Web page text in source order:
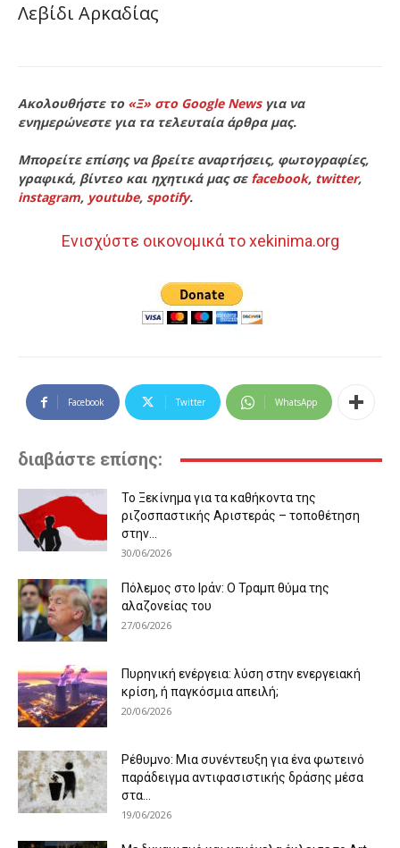
Λεβίδι Αρκαδίας
Ακολουθήστε το «Ξ» στο Google Newsγια να
ενημερώνεστε για τα τελευταία άρθρα μας.
Μπορείτε επίσης να βρείτε αναρτήσεις, φωτογραφίες,
γραφικά, βίντεο και ηχητικά μας σε facebook, twitter,
instagram, youtube, spotify.
Ενισχύστε οικονομικά το xekinima.org
Facebook Twitter WhatsApp
διαβάστε επίσης:
Το Ξεκίνημα για τα καθήκοντα της
ριζοσπαστικής Αριστεράς – τοποθέτηση
στην...
30/06/2026
Πόλεμος στο Ιράν: Ο Τραμπ θύμα της
αλαζονείας του
27/06/2026
Πυρηνική ενέργεια: λύση στην ενεργειακή
κρίση, ή παγκόσμια απειλή;
20/06/2026
Ρέθυμνο: Μια συνέντευξη για ένα φωτεινό
παράδειγμα αντιφασιστικής δράσης μέσα
στα...
19/06/2026